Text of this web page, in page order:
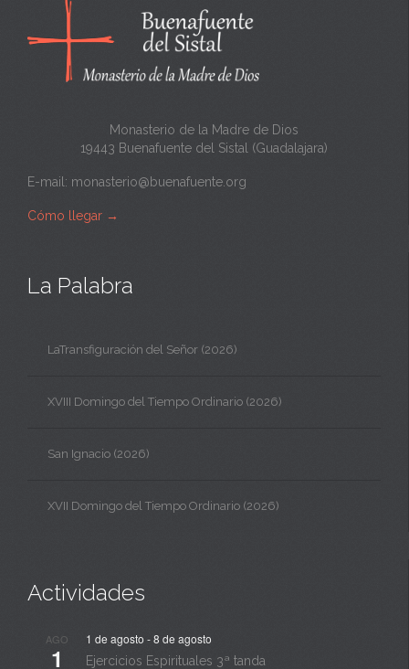
n
a
Monasterio de la Madre de Dios
19443 Buenafuente del Sistal (Guadalajara)
E-mail: monasterio@buenafuente.org
Cómo llegar →
La Palabra
LaTransfiguración del Señor (2026)
XVIII Domingo del Tiempo Ordinario (2026)
San Ignacio (2026)
XVII Domingo del Tiempo Ordinario (2026)
Actividades
AGO
1
1 de agosto -8 de agosto
Ejercicios Espirituales 3ª tanda